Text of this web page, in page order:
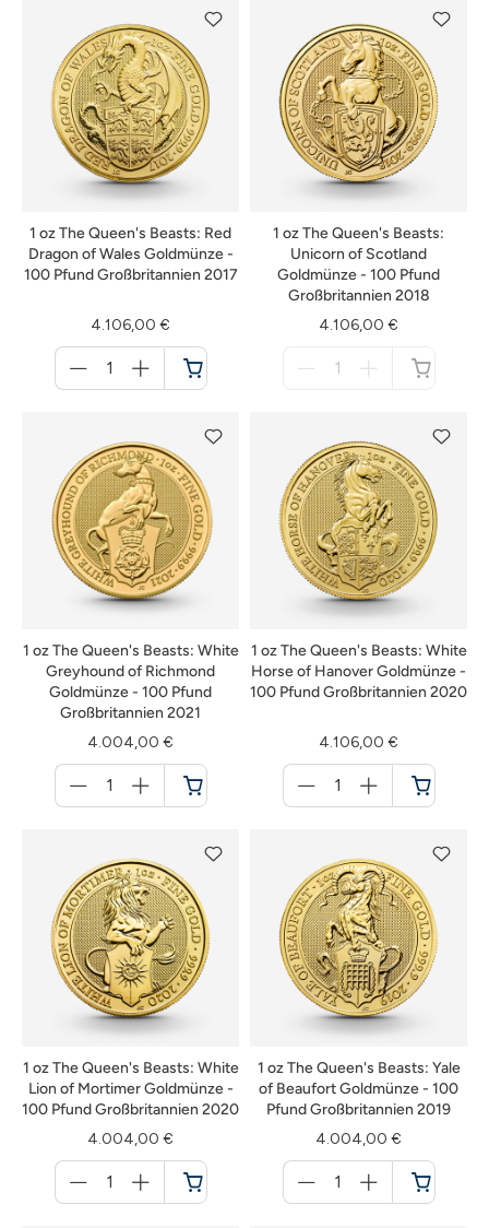
1 oz The Queen's Beasts: Red
Dragon of Wales Goldmünze -
100 Pfund Großbritannien 2017
4.106,00 €
für
Warenkorb
1 oz The Queen's Beasts:
Unicorn of Scotland
Goldmünze - 100 Pfund
Großbritannien 2018
4.106,00 €
1 oz The Queen's Beasts: White
Greyhound of Richmond
Goldmünze - 100 Pfund
Großbritannien 2021
4.004,00 €
für
Warenkorb
1 oz The Queen's Beasts: White
Horse of Hanover Goldmünze -
100 Pfund Großbritannien 2020
4.106,00 €
für
Warenkorb
1 oz The Queen's Beasts: White
Lion of Mortimer Goldmünze -
100 Pfund Großbritannien 2020
4.004,00 €
für
Warenkorb
1 oz The Queen's Beasts: Yale
of Beaufort Goldmünze - 100
Pfund Großbritannien 2019
4.004,00 €
für
Warenkorb